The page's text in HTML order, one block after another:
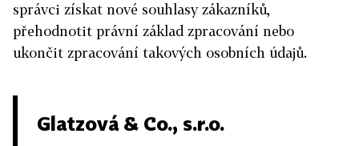
správci získat nové souhlasy zákazníků,
přehodnotit právní základ zpracování nebo
ukončit zpracování takových osobních údajů.
Glatzová & Co., s.r.o.